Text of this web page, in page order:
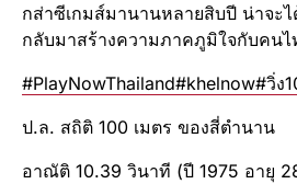
กส่าซีเกมส์​มานานหลายสิบปี น่าจะไ
กลับมาสร้างความภาคภูมิใจกับคนไ
#PlayNowThailand#khelnow#วิ่ง
ป.ล. สถิติ 100 เมตร ของสี่ตำนาน
อาณัติ​ 10.39 วินาที​ (ปี 1975 อายุ